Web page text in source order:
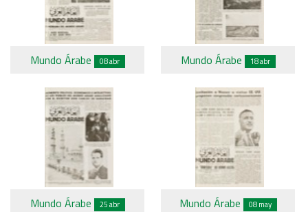
Mundo Árabe 08 abr Mundo Árabe 18 abr
Mundo Árabe 25 abr Mundo Árabe 08 may